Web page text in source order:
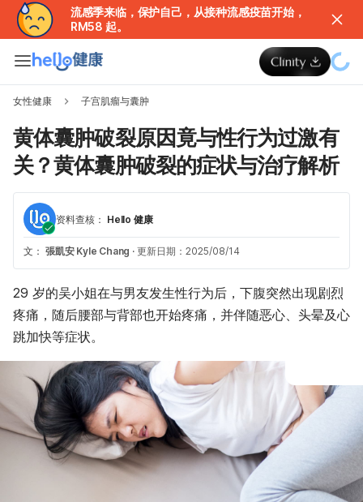
流感季来临，保护自己，从接种流感疫苗开始，
RM58 起。
女性健康 子宫肌瘤与囊肿
黄体囊肿破裂原因竟与性行为过激有
关？黄体囊肿破裂的症状与治疗解析
资料查核： Hello 健康
文： 張凱安 Kyle Chang · 更新日期：2025/08/14
29 岁的吴小姐在与男友发生性行为后，下腹突然出现剧烈
疼痛，随后腰部与背部也开始疼痛，并伴随恶心、头晕及心
跳加快等症状。